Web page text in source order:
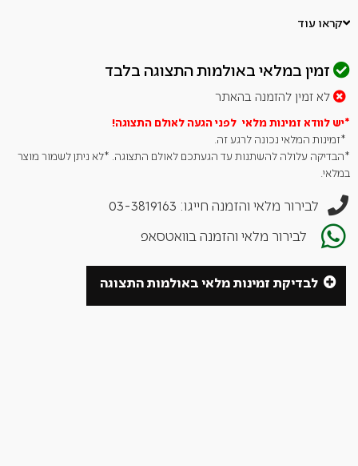
3 יחידות באריזה.
שומרים על טריות היין פי 5 יותר זמן מכל פקק אטימה אחר
ללא BPA
מתאים גם לבקבוקי חומץ
במיילinfo@carmeldirect.com
.
זמני אספקה – עד 14 ימי עסקים.
*ללא כפל מבצעים והטבות. ** ט.ל.ח.
קראו עוד
זמין במלאי באולמות התצוגה בלבד
לא זמין להזמנה בהאתר
*יש לוודא זמינות מלאי לפני הגעה לאולם התצוגה!
*זמינות המלאי נכונה לרגע זה.
*הבדיקה עלולה להשתנות עד הגעתכם לאולם התצוגה. *לא ניתן לשמור מוצר
במלאי.
לבירור מלאי והזמנה חייגו: 03-3819163
לבירור מלאי והזמנה בוואטסאפ
לבדיקת זמינות מלאי באולמות התצוגה